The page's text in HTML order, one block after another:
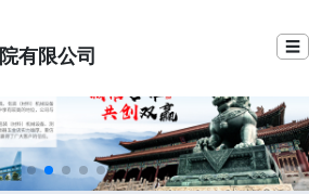
有限公司 ☰